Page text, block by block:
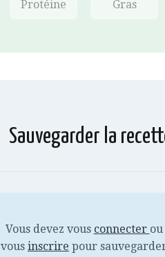
Protéine Gras
Sauvegarder la
Vous devez vous connecter ou
vous inscrire pour